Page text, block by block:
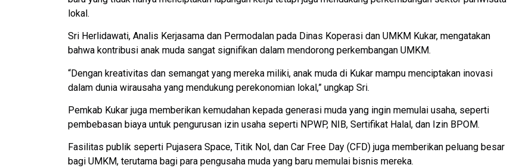
lokal.
Sri Herlidawati, Analis Kerjasama dan Permodalan pada Dinas Koperasi dan UMKM Kukar, mengatakan
bahwa kontribusi anak muda sangat signifikan dalam mendorong perkembangan UMKM.
“Dengan kreativitas dan semangat yang mereka miliki, anak muda di Kukar mampu menciptakan inovasi
dalam dunia wirausaha yang mendukung perekonomian lokal,” ungkap Sri.
Pemkab Kukar juga memberikan kemudahan kepada generasi muda yang ingin memulai usaha, seperti
pembebasan biaya untuk pengurusan izin usaha seperti NPWP, NIB, Sertifikat Halal, dan Izin BPOM.
Fasilitas publik seperti Pujasera Space, Titik Nol, dan Car Free Day (CFD) juga memberikan peluang besar
bagi UMKM, terutama bagi para pengusaha muda yang baru memulai bisnis mereka.